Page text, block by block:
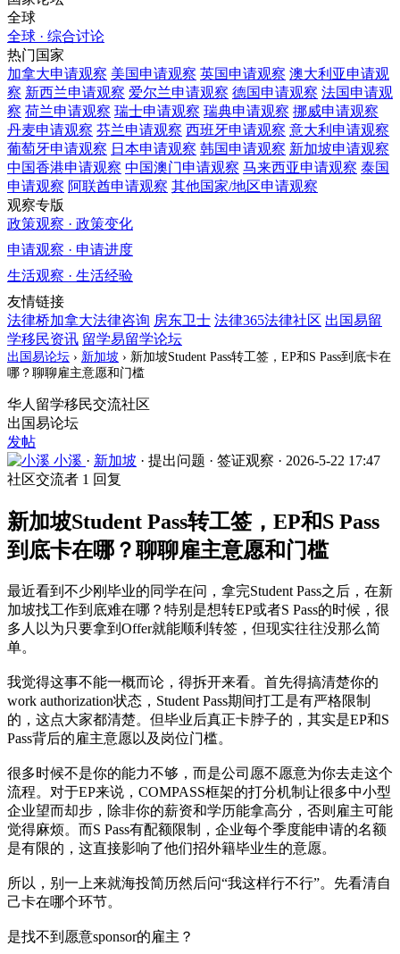
全球
全球 · 综合讨论
热门国家
加拿大申请观察 美国申请观察 英国申请观察 澳大利亚申请观
察 新西兰申请观察 爱尔兰申请观察 德国申请观察 法国申请观
察 荷兰申请观察 瑞士申请观察 瑞典申请观察 挪威申请观察
丹麦申请观察 芬兰申请观察 西班牙申请观察 意大利 申请观察
葡萄牙申请观察 日本申请观察 韩国申请观察 新加坡申请观察
中国香港申请观察 中国澳门申请观察 马来西亚申请观察 泰国
申请观察 阿联酋申请观察 其他国家/地区申请观察
观察专版
政策观察 · 政策变化
申请观察 · 申请进度
生活观察 · 生活经验
友情链接
法律桥加拿大法律咨询 房东卫士 法律365法律社区 出国易留
学移民资讯 留学易留学论坛
出国易论坛 › 新加坡 › 新加坡Student Pass转工签，EP和S Pass到底卡在
哪？聊聊雇主意愿和门槛
华人留学移民交流社区
出国易论坛
发帖
小溪 · 新加坡 · 提出问题 · 签证观察 · 2026-5-22 17:47
社区交流者 1 回复
新加坡Student Pass转工签，EP和S Pass
到底卡在哪？聊聊雇主意愿和门槛
最近看到不少刚毕业的同学在问，拿完Student Pass之后，在新
加坡找工作到底难在哪？特别是想转EP或者S Pass的时候，很
多人以为只要拿到Offer就能顺利转签，但现实往往没那么简
单。
我觉得这事不能一概而论，得拆开来看。首先得搞清楚你的
work authorization状态，Student Pass期间打工是有严格限制
的，这点大家都清楚。但毕业后真正卡脖子的，其实是EP和S
Pass背后的雇主意愿以及岗位门槛。
很多时候不是你的能力不够，而是公司愿不愿意为你去走这个
流程。对于EP来说，COMPASS框架的打分机制让很多中小型
企业望而却步，除非你的薪资和学历能拿高分，否则雇主可能
觉得麻烦。而S Pass有配额限制，企业每个季度能申请的名额
是有限的，这直接影响了他们招外籍毕业生的意愿。
所以，别一上来就海投简历然后问“我这样行不行”。先看清自
己卡在哪个环节。
是找不到愿意sponsor的雇主？